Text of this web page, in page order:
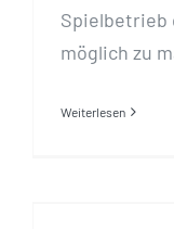
Spielbetrieb
möglich zu
Weiterlesen